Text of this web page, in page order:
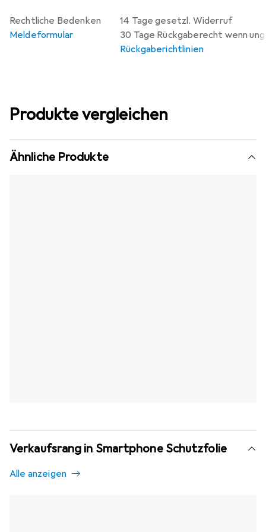
14 Tage gesetzl. Widerruf
30 Tage Rückgaberecht wenn
Rückgaberichtlinien
Rechtliche Bedenken
Meldeformular
Produkte vergleichen
Ähnliche Produkte
Verkaufsrang in Smartphone Schutzfolie
Alle anzeigen